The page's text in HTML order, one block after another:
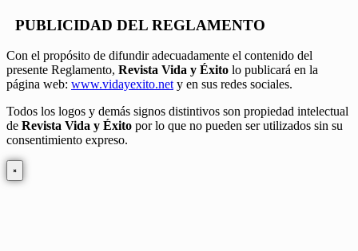
PUBLICIDAD DEL REGLAMENTO
Con el propósito de difundir adecuadamente el contenido del
presente Reglamento, Revista Vida y Éxito lo publicará en la
página web: www.vidayexito.nety en sus redes sociales.
Todos los logos y demás signos distintivos son propiedad intelectual
de Revista Vida y Éxito por lo que no pueden ser utilizados sin su
consentimiento expreso.
×